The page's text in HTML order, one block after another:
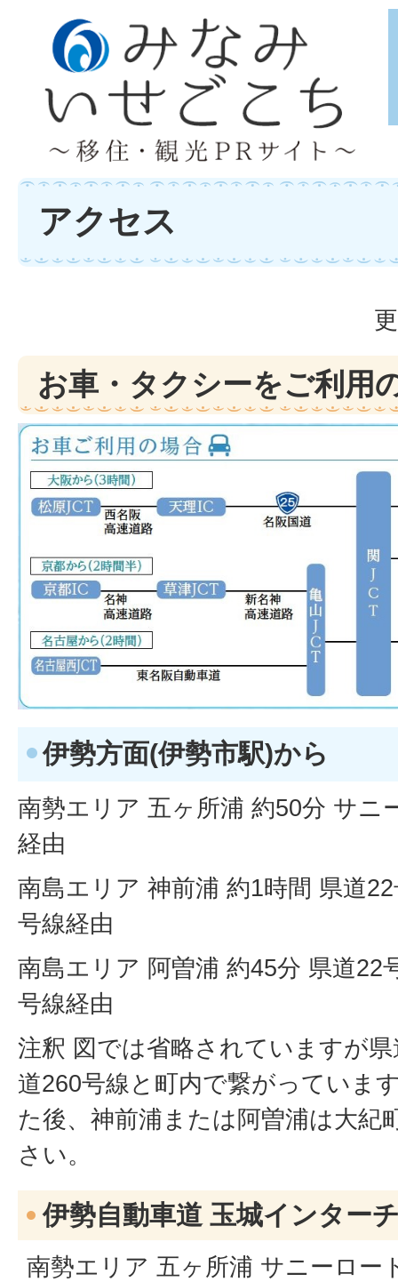
アクセス
お車・タクシーをご利用
伊勢方面(伊勢市駅)から
南勢エリア 五ヶ所浦 約50分 サニ
経由
南島エリア 神前浦 約1時間 県道
号線経由
南島エリア 阿曽浦 約45分 県道22
号線経由
注釈 図では省略されていますが
道260号線と町内で繋がっていま
た後、神前浦または阿曽浦は大紀
さい。
伊勢自動車道 玉城インター
南勢エリア 五ヶ所浦 サニーロー